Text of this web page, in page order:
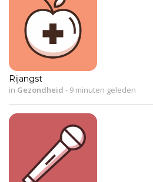
Rijangst
in Gezondheid - 9 minuten geleden